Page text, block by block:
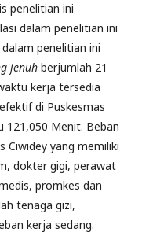
penelitian ini
dalam penelitian ini
penelitian ini
jenuh berjumlah 21
kerja tersedia
di Puskesmas
121,050 Menit. Beban
Ciwidey yang memiliki
dokter gigi, perawat
promkes dan
tenaga gizi,
kerja sedang.